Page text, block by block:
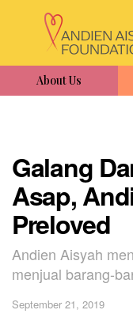
About Us
Galang
Asap,
Preloved
Andien Aisyah
menjual barang-
September 21, 2019